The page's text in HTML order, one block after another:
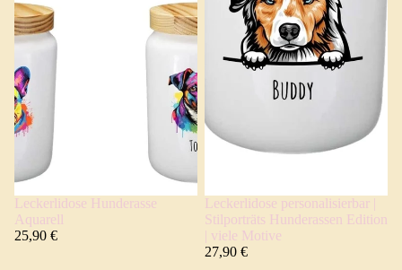
Leckerlidose Hunderasse
Aquarell
25,90 €
Leckerlidose personalisierbar |
Stilporträts Hunderassen Edition
| viele Motive
27,90 €